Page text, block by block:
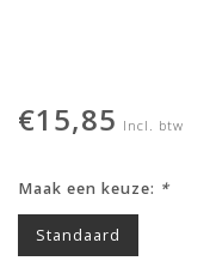
€15,85 Incl. btw
Maak een keuze: *
Standaard